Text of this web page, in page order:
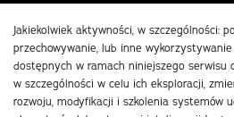
Jakiekolwiek aktywności, w szczególności:
przechowywanie, lub inne
dostępnych w ramach niniejszego serwisu
w szczególności w celu ich eksploracji,
rozwoju, modyfikacji i szkolenia systemów